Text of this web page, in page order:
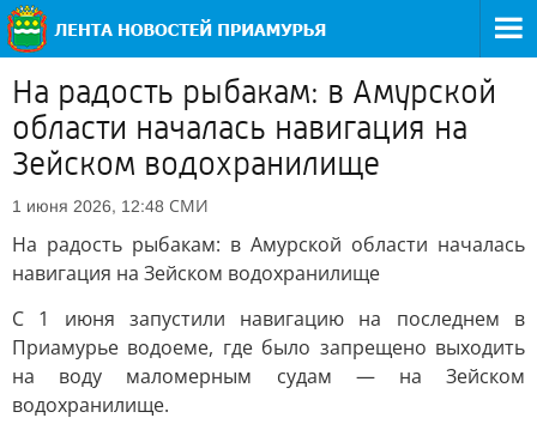
На радость рыбакам: в Амурской
области началась навигация на
Зейском водохранилищe
1 июня 2026, 12:48 СМИ
На радость рыбакам: в Амурской области началась
навигация на Зейском водохранилищe
С 1 июня запустили навигацию на последнем в
Приамурье водоеме, где было запрещено выходить
на воду маломерным судам — на Зейском
водохранилище.